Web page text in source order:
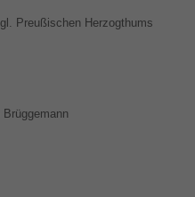
Preußischen Herzogthums
Brüggemann